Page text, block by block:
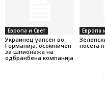
Европа и Свет
Украинец уапсен во
Германија, осомничен
за шпионажа на
одбранбена компанија
Европа
посета